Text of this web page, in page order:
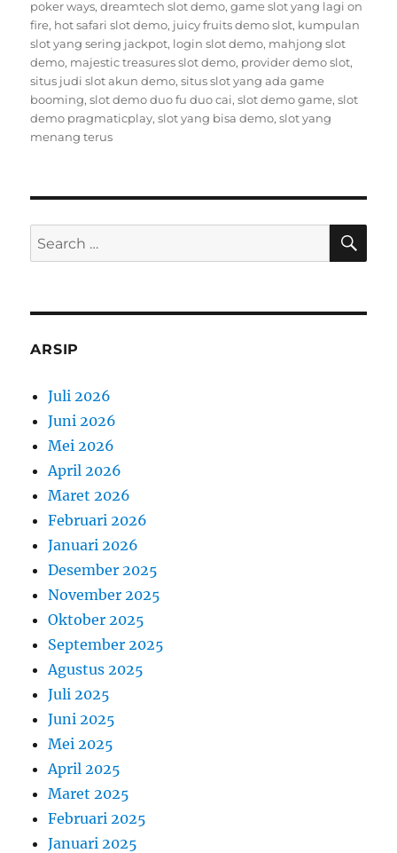
poker ways,dreamtech slot demo,game slot yang lagi on
fire, hot safari slot demo, juicy fruits demo slot, kumpulan
slot yang sering jackpot, login slot demo, mahjong slot
demo, majestic treasures slot demo, provider demo slot,
situs judi slot akun demo,situs slot yang ada game
booming,slot demo duo fu duo cai,slot demo game,slot
demo pragmaticplay,slot yang bisa demo,slot yang
menang terus
Search
for:
ARSIP
Juli 2026
Juni 2026
Mei 2026
April 2026
Maret 2026
Februari 2026
Januari 2026
Desember 2025
November 2025
Oktober 2025
September 2025
Agustus 2025
Juli 2025
Juni 2025
Mei 2025
April 2025
Maret 2025
Februari 2025
Januari 2025